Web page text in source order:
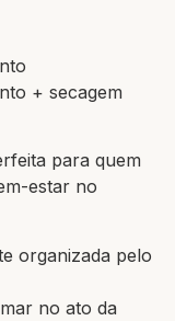
+ secagem
para quem
estar no
organizada pelo
no ato da